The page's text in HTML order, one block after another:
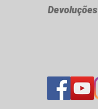
Devoluções